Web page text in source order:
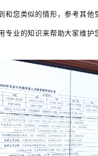
和您类似的情形，参考其
业的知识来帮助大家维护